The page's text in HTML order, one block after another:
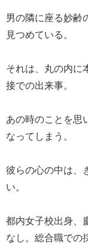
男の隣に座る妙齢
見つめている。
それは、丸の内に
接での出来事。
あの時のことを思
なってしまう。
彼らの心の中は、
い。
都内女子校出身、
なし。総合職での